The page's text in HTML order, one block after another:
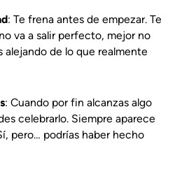
: Te frena antes de empezar. Te
va a salir perfecto, mejor no
alejando de lo que realmente
: Cuando por fin alcanzas algo
celebrarlo. Siempre aparece
pero… podrías haber hecho